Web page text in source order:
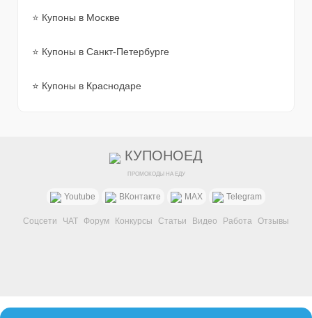
⭐ Купоны в Москве
⭐ Купоны в Санкт-Петербурге
⭐ Купоны в Краснодаре
КУПОНОЕД
ПРОМОКОДЫ НА ЕДУ
Youtube ВКонтакте MAX Telegram
Соцсети ЧАТ Форум Конкурсы Статьи Видео Работа Отзывы